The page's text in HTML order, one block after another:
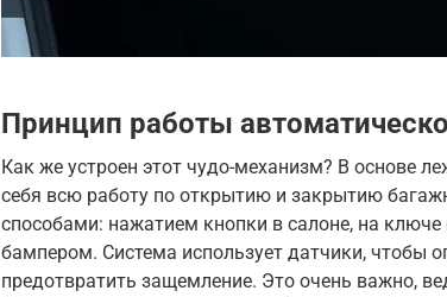
Принцип работы
Как же устроен этот чудо-механизм? В основе
себя всю работу по открытию и закрытию
способами: нажатием кнопки в салоне, на
бампером. Система использует датчики, чтобы
предотвратить защемление. Это очень важно,